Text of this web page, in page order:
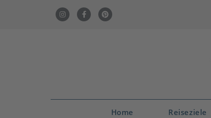
Home Reiseziele